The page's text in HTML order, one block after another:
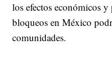
los efectos económicos y
bloqueos en México
comunidades.